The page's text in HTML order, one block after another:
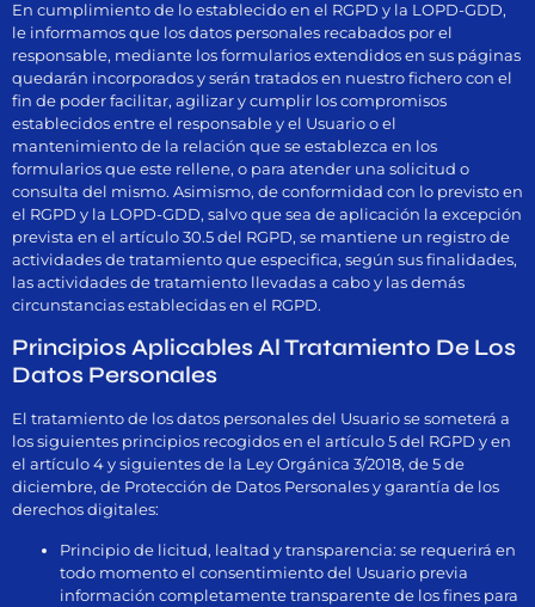
En cumplimiento de lo establecido en el RGPD y la LOPD-GDD,
le informamos que los datos personales recabados por el
responsable, mediante los formularios extendidos en sus páginas
quedarán incorporados y serán tratados en nuestro fichero con el
fin de poder facilitar, agilizar y cumplir los compromisos
establecidos entre el responsable y el Usuario o el
mantenimiento de la relación que se establezca en los
formularios que este rellene, o para atender una solicitud o
consulta del mismo. Asimismo, de conformidad con lo previsto en
el RGPD y la LOPD-GDD, salvo que sea de aplicación la excepción
prevista en el artículo 30.5 del RGPD, se mantiene un registro de
actividades de tratamiento que especifica, según sus finalidades,
las actividades de tratamiento llevadas a cabo y las demás
circunstancias establecidas en el RGPD.
Principios Aplicables Al Tratamiento De Los
Datos Personales
El tratamiento de los datos personales del Usuario se someterá a
los siguientes principios recogidos en el artículo 5 del RGPD y en
el artículo 4 y siguientes de la Ley Orgánica 3/2018, de 5 de
diciembre, de Protección de Datos Personales y garantía de los
derechos digitales:
Principio de licitud, lealtad y transparencia: se requerirá en
todo momento el consentimiento del Usuario previa
información completamente transparente de los fines para